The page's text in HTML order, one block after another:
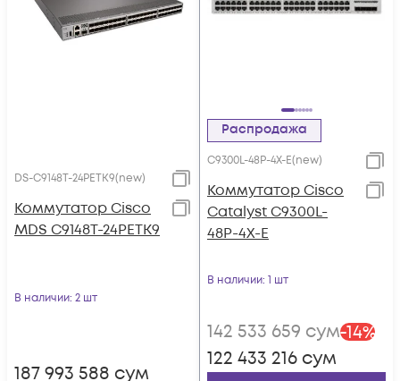
DS-C9148T-24PETK9(new)
Коммутатор Cisco
MDS C9148T-24PETK9
В наличии: 2 шт
187 993 588 сум
Распродажа
C9300L-48P-4X-E(new)
Коммутатор Cisco
Catalyst C9300L-
48P-4X-E
В наличии: 1 шт
142 533 659 сум-14%
122 433 216 сум